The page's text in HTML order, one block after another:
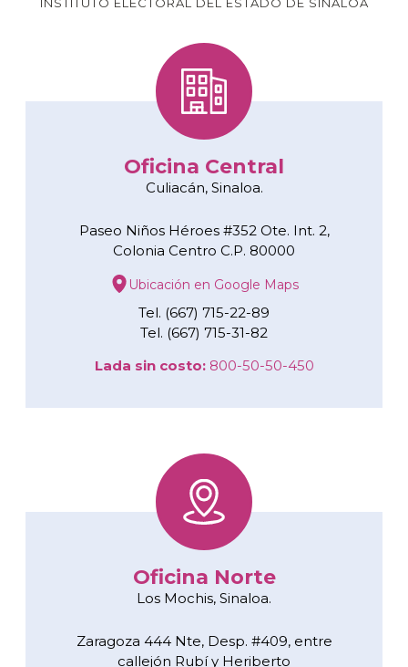
INSTITUTO ELECTORAL DEL ESTADO DE SINALOA
Oficina Central
Culiacán, Sinaloa.
Paseo Niños Héroes #352 Ote. Int. 2,
Colonia Centro C.P. 80000
Ubicación en Google Maps
Tel. (667) 715-22-89
Tel. (667) 715-31-82
Lada sin costo:800-50-50-450
Oficina Norte
Los Mochis, Sinaloa.
Zaragoza 444 Nte, Desp. #409, entre
callejón Rubí y Heriberto